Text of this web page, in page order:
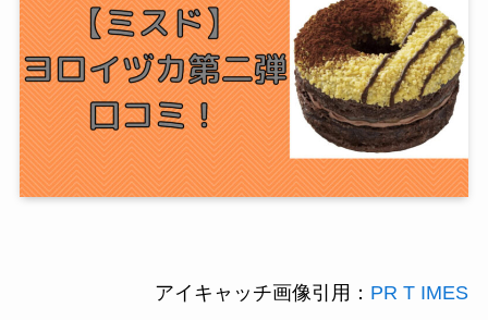
アイキャッチ画像引用： PR T IMES